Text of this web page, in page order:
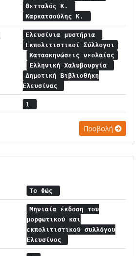
Θετταλός Κ.
Καρκατσούλης Κ.
Ελευσίνια μυστήρια
Εκπολιτιστικοί Σύλλογοι
Κατασκηνώσεις νεολαίας
Ελληνική Χαλυβουργία
Δημοτική Βιβλιοθήκη
Ελευσίνας
1
Προβολή
Το Φώς
Μηνιαία έκδοση του
μορφωτικού και
εκπολιτιστικού συλλόγου
Ελευσίνος